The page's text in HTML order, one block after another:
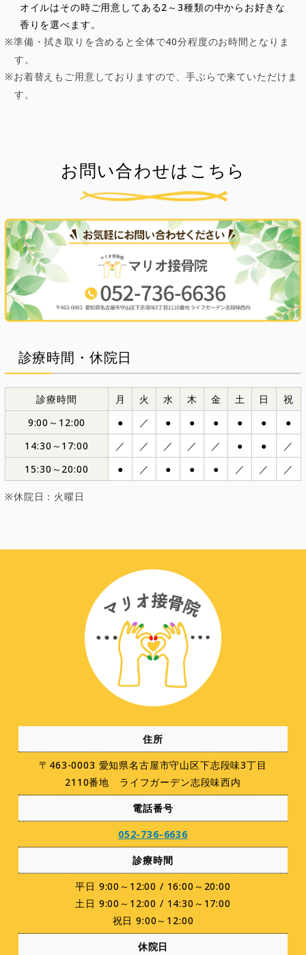
オイルはその時ご用意してある2～3種類の中からお好きな
香りを選べます。
準備・拭き取りを含めると全体で40分程度のお時間となりま
す。
お着替えもご用意しておりますので、手ぶらで来ていただけま
す。
お問い合わせはこちら
診療時間・休院日
診療時間 月 火 水 木 金 土 日
祝
9:00～12:00
● ／ ● ● ● ● ●
●
14:30～17:00
／ ／ ／ ／ ／ ● ●
／
15:30～20:00
● ／ ● ● ● ／ ／ ／
休院日：火曜日
住所
〒463-0003 愛知県名古屋市守山区下志段味3丁目
2110番地 ライフガーデン志段味西内
電話番号
052-736-6636
診療時間
平日 9:00～12:00 / 16:00～20:00
土日 9:00～12:00 / 14:30～17:00
祝日 9:00～12:00
休院日